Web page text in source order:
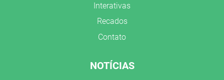
Interativas
Recados
Contato
NOTÍCIAS